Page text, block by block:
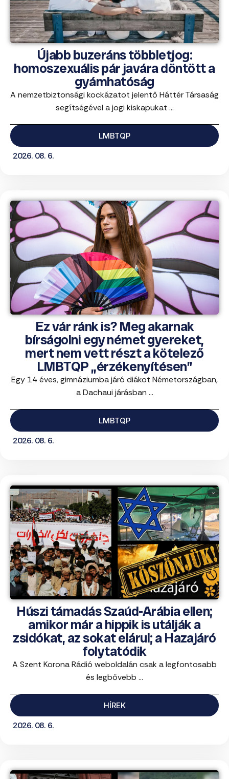
Újabb buzeráns többletjog:
homoszexuális pár javára döntött a
gyámhatóság
A nemzetbiztonsági kockázatot jelentő Háttér Társaság
segítségével a jogi kiskapukat ...
LMBTQP
2026. 08. 6.
Ez vár ránk is? Meg akarnak
bírságolni egy német gyereket,
mert nem vett részt a kötelező
LMBTQP „érzékenyítésen”
Egy 14 éves, gimnáziumba járó diákot Németországban,
a Dachaui járásban ...
LMBTQP
2026. 08. 6.
Húszi támadás Szaúd-Arábia ellen;
amikor már a hippik is utálják a
zsidókat, az sokat elárul; a Hazajáró
folytatódik
A Szent Korona Rádió weboldalán csak a legfontosabb
és legbővebb ...
HÍREK
2026. 08. 6.